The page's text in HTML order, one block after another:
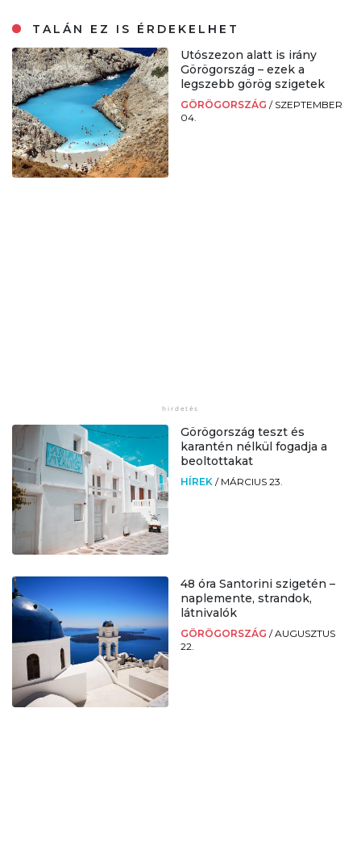
TALÁN EZ IS ÉRDEKELHET
Utószezon alatt is irány
Görögország – ezek a
legszebb görög szigetek
GÖRÖGORSZÁG / SZEPTEMBER
04.
Görögország teszt és
karantén nélkül fogadja a
beoltottakat
HÍREK / MÁRCIUS 23.
48 óra Santorini szigetén –
naplemente, strandok,
látnivalók
GÖRÖGORSZÁG /AUGUSZTUS
22.